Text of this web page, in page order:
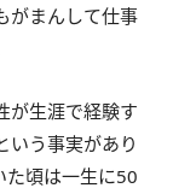
がまんして仕事
が生涯で経験す
いう事実があり
た頃は一生に50